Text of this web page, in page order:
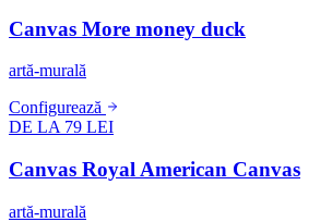
Canvas More money duck
artă-murală
Configurează
DE LA 79 LEI
Canvas Royal American Canvas
artă-murală